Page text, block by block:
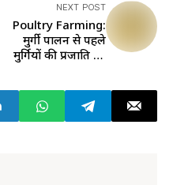
NEXT POST
Poultry Farming:
मुर्गी पालन से पहले
मुर्गियों की प्रजाति का